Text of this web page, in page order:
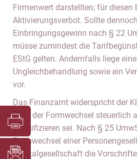
Firmenwert darstellten; für diesen
Aktivierungsverbot. Sollte
Einbringungsgewinn nach § 22
müsse zumindest die
EStG gelten. Andernfalls liege
Ungleichbehandlung sowie ein
vor.
Das Finanzamt widerspricht der
dass der Formwechsel steuerlich
klassifizieren sei. Nach § 25
Formwechsel einer
Kapitalgesellschaft die